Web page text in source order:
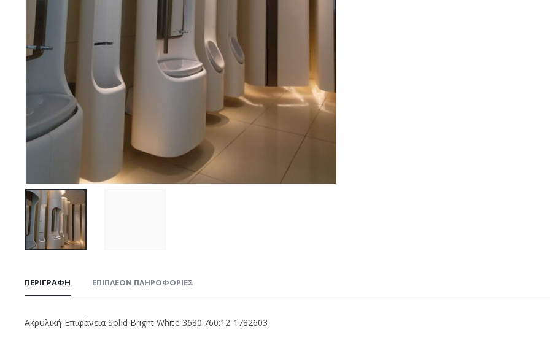
ΠΕΡΙΓΡΑΦΉ ΕΠΙΠΛΈΟΝ ΠΛΗΡΟΦΟΡΊΕΣ
Ακρυλική Επιφάνεια Solid Bright White 3680:760:12 1782603